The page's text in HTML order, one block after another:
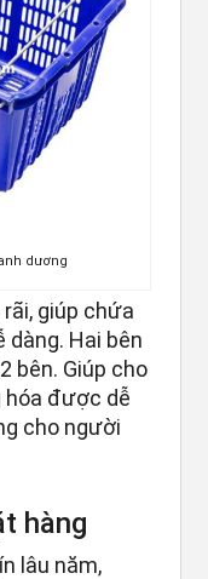
dương
giúp chứa
dàng. Hai bên
bên. Giúp cho
hóa được dễ
cho người
hàng
lâu năm,